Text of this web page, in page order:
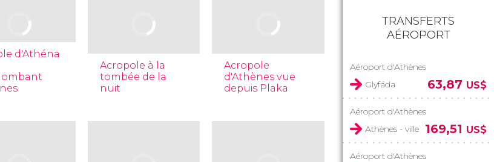
d'Athéna
Acropole à la
tombée de la
nuit
Acropole
d'Athènes vue
depuis Plaka
TRANSFERTS
AÉROPORT
Aéroport d'Athènes
Glyfáda
63,87 US$
Aéroport d'Athènes
Athènes - ville
169,51 US$
Aéroport d'Athènes